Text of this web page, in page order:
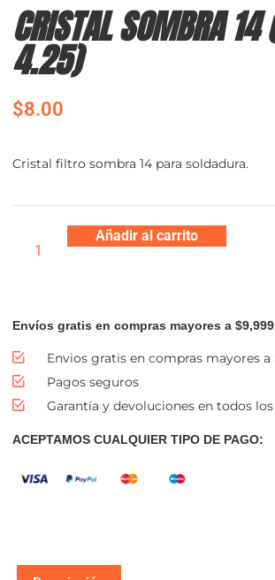
CRISTAL SOMBRA
4.25)
$8.00
Cristal filtro sombra 14 para soldadura.
Añadir al carrito
Envíos gratis en compras mayores a
Envios gratis en compras mayores a
Pagos seguros
Garantía y devoluciones en todos
ACEPTAMOS CUALQUIER TIPO DE PAGO: